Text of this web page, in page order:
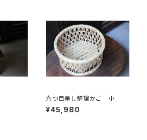
六つ目差し整理かご 小
¥45,980